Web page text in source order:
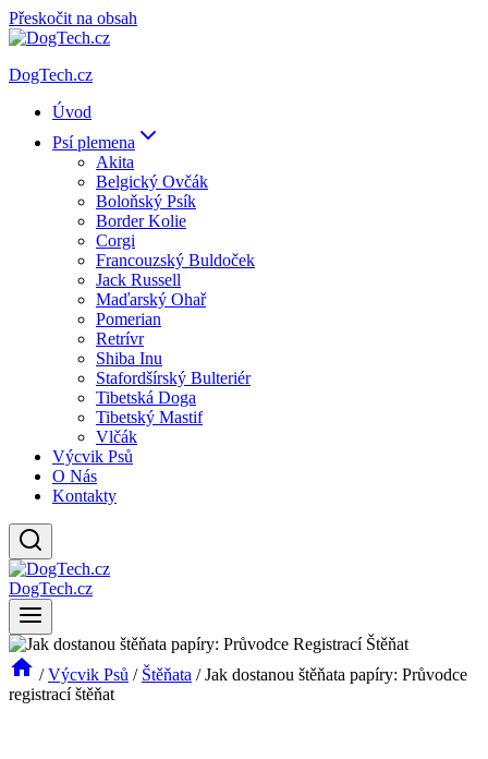
Přeskočit na obsah
DogTech.cz
Úvod
Psí plemena
Akita
Belgický Ovčák
Boloňský Psík
Border Kolie
Corgi
Francouzský Buldoček
Jack Russell
Maďarský Ohař
Pomerian
Retrívr
Shiba Inu
Stafordšírský Bulteriér
Tibetská Doga
Tibetský Mastif
Vlčák
Výcvik Psů
O Nás
Kontakty
DogTech.cz
/ Výcvik Psů / Štěňata / Jak dostanou štěňata papíry: Průvodce
registrací štěňat